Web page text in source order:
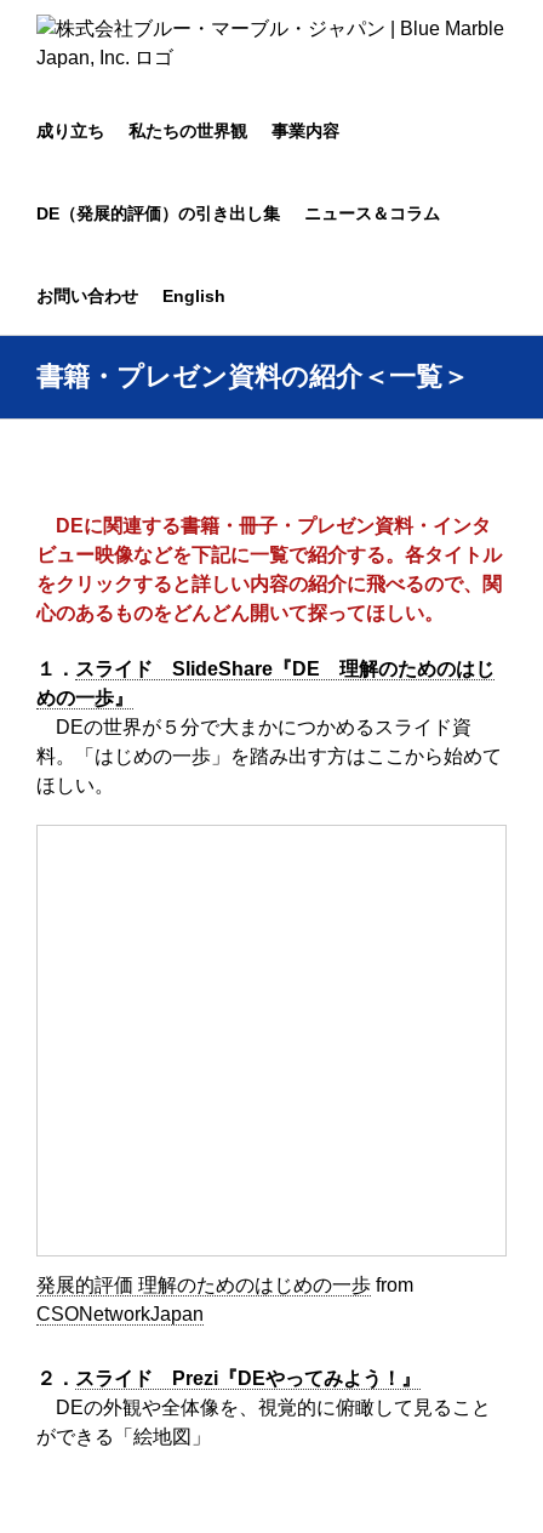
Skip
content
成り立ち 私たちの世界観 事業内容
DE（発展的評価）の引き出し集 ニュース＆コラム
お問い合わせ English
書籍・プレゼン資料の紹介＜一覧＞
DEに関連する書籍・冊子・プレゼン資料・インタ
ビュー映像などを下記に一覧で紹介する。各タイトル
をクリックすると詳しい内容の紹介に飛べるので、関
心のあるものをどんどん開いて探ってほしい。
１． スライド SlideShare『DE 理解のためのはじ
めの一歩』
DEの世界が５分で大まかにつかめるスライド資
料。「はじめの一歩」を踏み出す方はここから始めて
ほしい。
発展的評価 理解のためのはじめの一歩 from
CSONetworkJapan
２． スライド Prezi『DEやってみよう！』
DEの外観や全体像を、視覚的に俯瞰して見ること
ができる「絵地図」